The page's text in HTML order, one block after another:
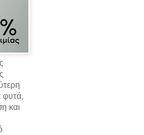
φυτά,
και